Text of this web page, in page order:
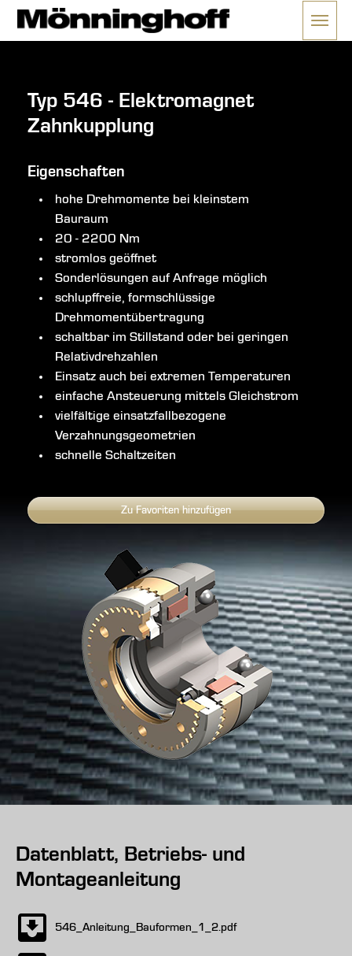
Menü
Typ 546 - Elektromagnet
Zahnkupplung
Eigenschaften
hohe Drehmomente bei kleinstem
Bauraum
20 - 2200 Nm
stromlos geöffnet
Sonderlösungen auf Anfrage möglich
schlupffreie, formschlüssige
Drehmomentübertragung
schaltbar im Stillstand oder bei geringen
Relativdrehzahlen
Einsatz auch bei extremen Temperaturen
einfache Ansteuerung mittels Gleichstrom
vielfältige einsatzfallbezogene
Verzahnungsgeometrien
schnelle Schaltzeiten
Zu Favoriten hinzufügen
Datenblatt, Betriebs- und
Montageanleitung
546_Anleitung_Bauformen_1_2.pdf